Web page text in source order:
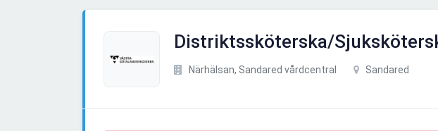
Distriktssköterska/
Närhälsan, Sandared vårdcentral Sandared